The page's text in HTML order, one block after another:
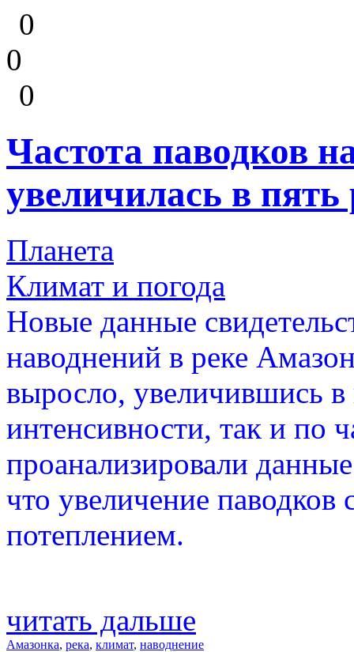
0
0
0
Частота паводков
увеличилась в пять
Планета
Климат и погода
Новые данные
наводнений в реке
выросло, увеличившись в
интенсивности, так и по
проанализировали
что увеличение паводков
потеплением.
читать дальше
Амазонка, река, климат, наводнение